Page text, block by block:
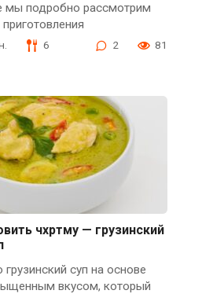
мы подробно рассмотрим
6 2 81
чхртму — грузинский
суп на основе
вкусом, который